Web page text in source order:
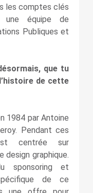
les comptes clés
une équipe de
Publiques et
que tu
de cette
1984 par Antoine
Pendant ces
centrée sur
design graphique.
sponsoring et
de ce